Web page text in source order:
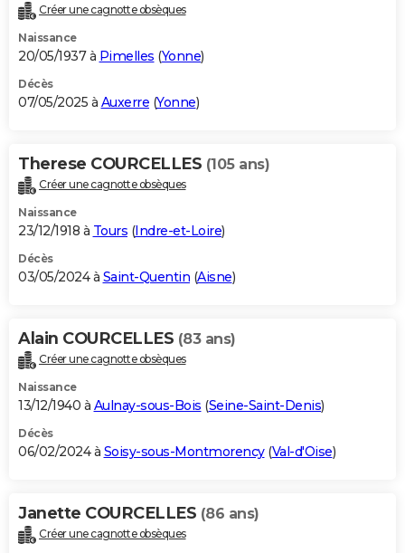
Créer une cagnotte obsèques
Naissance
20/05/1937 à Pimelles (Yonne)
Décès
07/05/2025 à Auxerre (Yonne)
Therese COURCELLES (105 ans)
Créer une cagnotte obsèques
Naissance
23/12/1918 à Tours (Indre-et-Loire)
Décès
03/05/2024 à Saint-Quentin (Aisne)
Alain COURCELLES (83 ans)
Créer une cagnotte obsèques
Naissance
13/12/1940 à Aulnay-sous-Bois (Seine-Saint-Denis)
Décès
06/02/2024 à Soisy-sous-Montmorency(Val-d'Oise)
Janette COURCELLES (86 ans)
Créer une cagnotte obsèques